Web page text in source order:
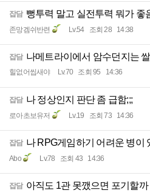
잡담 뻥투력 말고 실전투력 뭐가 좋
존망겜쉬반련 Lv.54 조회 28 14:38
잡담 나메트라이에서 암수던지는
힐없어씹새야 Lv.70 조회 95 14:36
잡담 나 정상인지 판단 좀 급함;;;
로아초보유저 Lv.19 조회 73 14:36
잡담 나 RPG게임하기 어려운 병이
Abo Lv.78 조회 43 14:36
잡담 아직도 1관 못깼으면 포기할까